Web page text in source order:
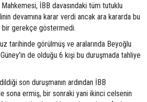
İBB davasındaki tüm tutuklu
devamına karar verdi ancak ara kararda bu
bir gerekçe göstermedi.
tarihinde görülmüş ve aralarında Beyoğlu
de olduğu 6 kişi bu duruşmada tahliye
son duruşmanın ardından İBB
sona ermiş, bir sonraki yani ikinci celsenin